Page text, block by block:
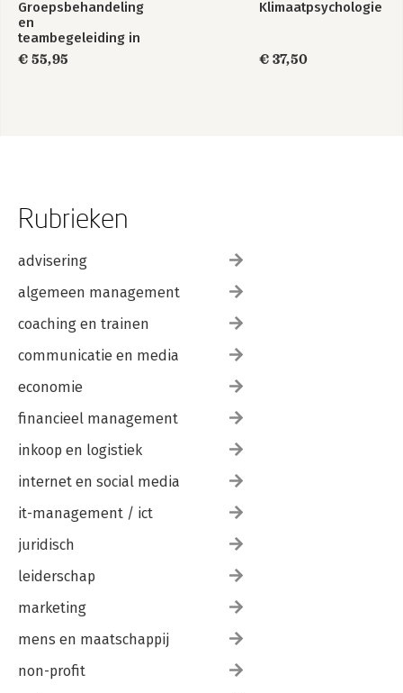
Groepsbehandeling
en
teambegeleiding in
de zorg
€ 55,95
Klimaatpsychologie
€ 37,50
Rubrieken
advisering
algemeen management
coaching en trainen
communicatie en media
economie
financieel management
inkoop en logistiek
internet en social media
it-management / ict
juridisch
leiderschap
marketing
mens en maatschappij
non-profit